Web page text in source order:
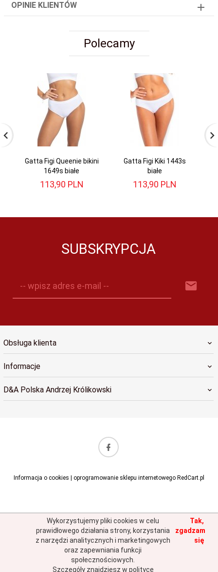
OPINIE KLIENTÓW
Polecamy
Gatta Figi Queenie bikini
1649s białe
113,90 PLN
Gatta Figi Kiki 1443s
białe
113,90 PLN
SUBSKRYPCJA
-- wpisz adres e-mail --
Obsługa klienta
Informacje
D&A Polska Andrzej Królikowski
Informacja o cookies | oprogramowanie sklepu internetowego RedCart.pl
Wykorzystujemy pliki cookies w celu
prawidłowego działania strony, korzystania
z narzędzi analitycznych i marketingowych
oraz zapewniania funkcji
społecznościowych.
Szczegóły znajdziesz w polityce
Tak,
zgadzam
się